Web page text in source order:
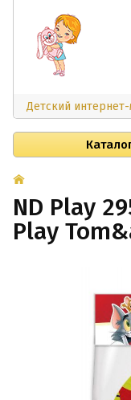
Детский
ND Play
Play